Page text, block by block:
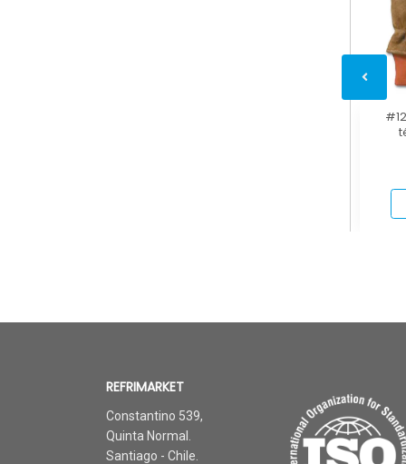
REFRIMARKET
Constantino 539,
Quinta Normal.
Santiago - Chile.